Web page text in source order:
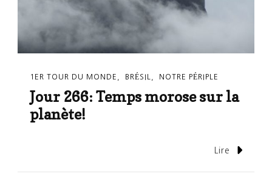
1ER TOUR DU MONDE BRÉSIL NOTRE PÉRIPLE
Jour 266: Temps morose sur la
planète!
Lire